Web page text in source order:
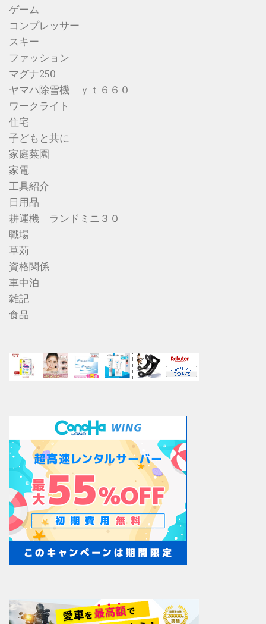
ゲーム
コンプレッサー
スキー
ファッション
マグナ250
ヤマハ除雪機 ｙｔ６６０
ワークライト
住宅
子どもと共に
家庭菜園
家電
工具紹介
日用品
耕運機 ランドミニ３０
職場
草苅
資格関係
車中泊
雑記
食品